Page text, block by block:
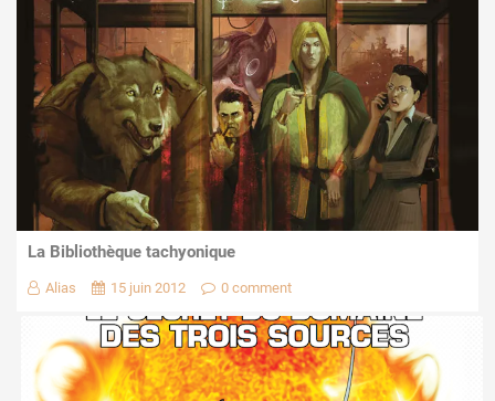
La Bibliothèque tachyonique
Alias 15 juin 2012 0 comment